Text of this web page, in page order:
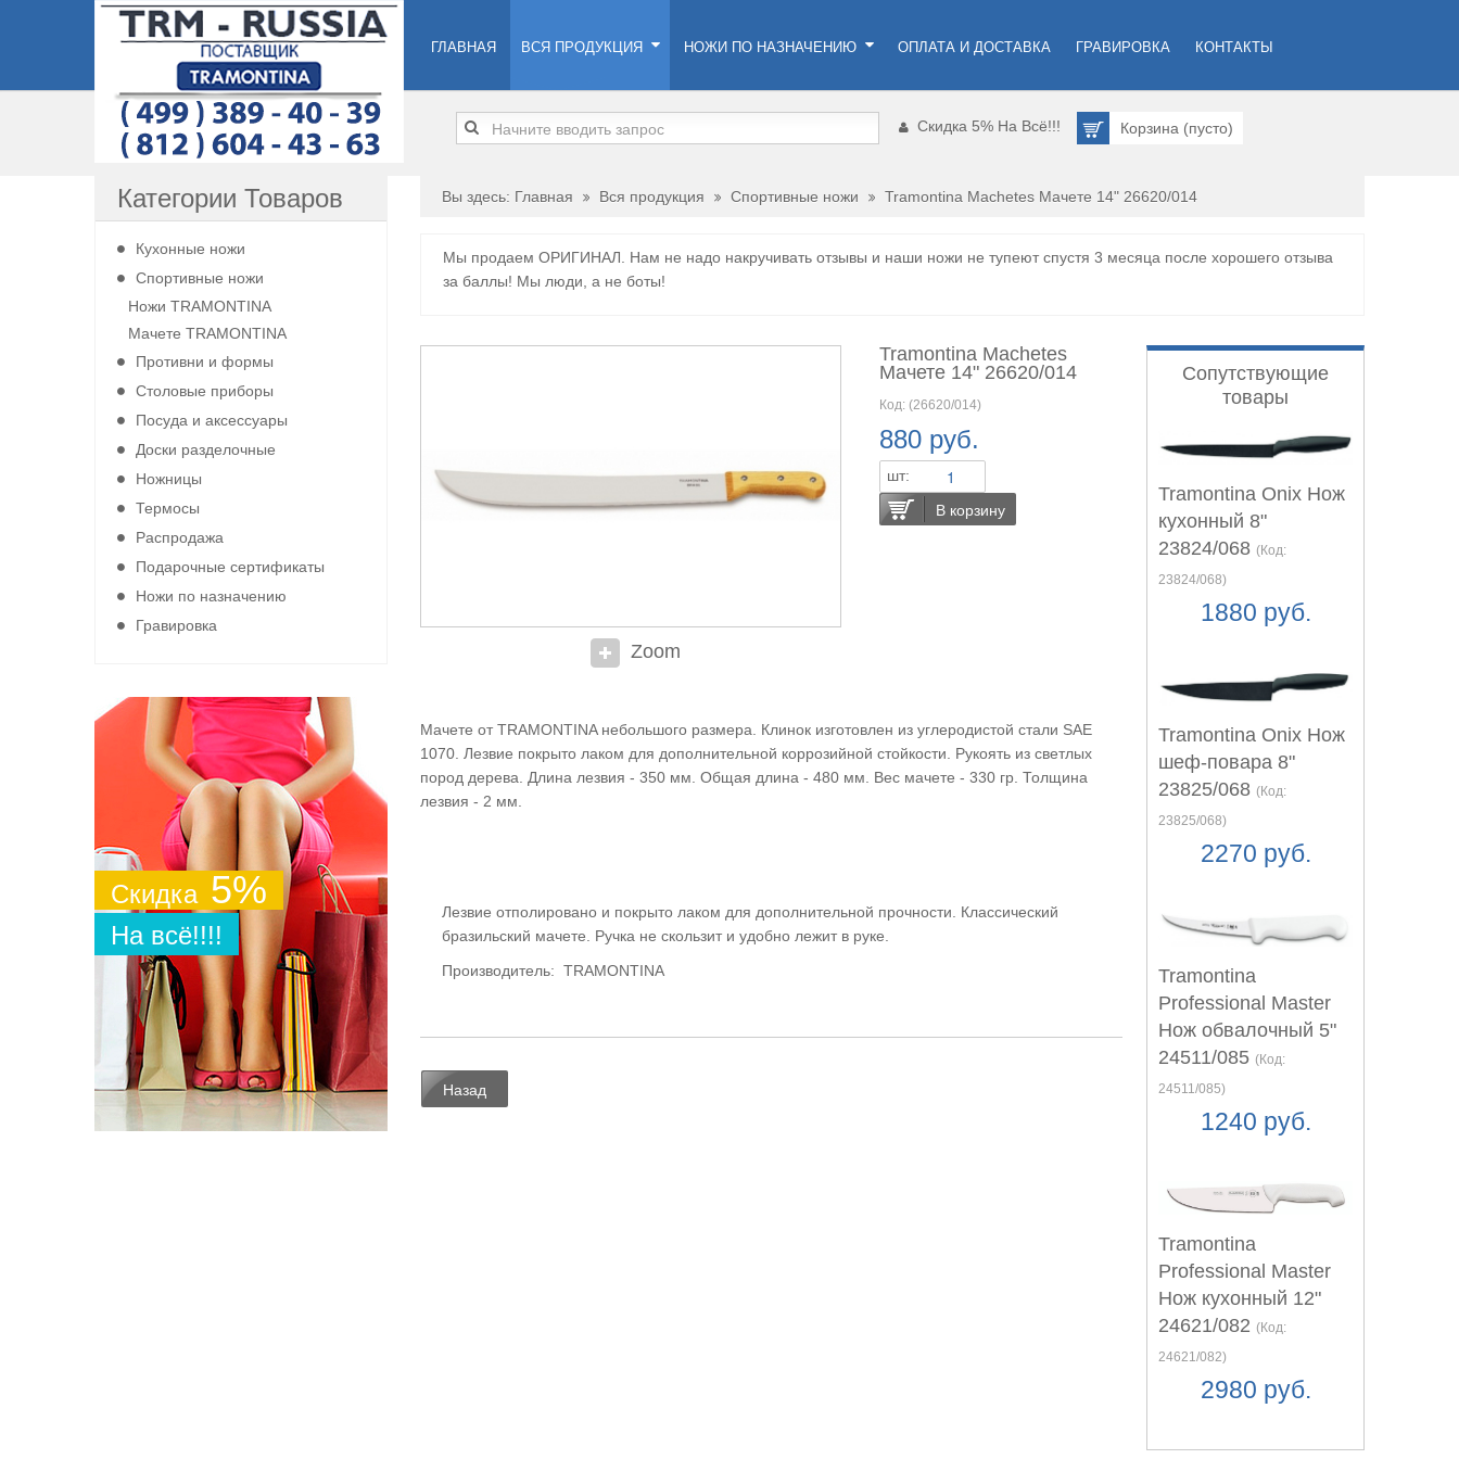
ГЛАВНАЯ ВСЯ ПРОДУКЦИЯ НОЖИ ПО НАЗНАЧЕНИЮ ОПЛАТА И ДОСТАВКА ГРАВИРОВКА КОНТАКТЫ
Корзина (пусто)
Скидка 5% На Всё!!!
Категории Товаров
Кухонные ножи
Спортивные ножи
Ножи TRAMONTINA
Мачете TRAMONTINA
Противни и формы
Столовые приборы
Посуда и аксессуары
Доски разделочные
Ножницы
Термосы
Распродажа
Подарочные сертификаты
Ножи по назначению
Гравировка
Скидка 5%
На всё!!!!
Вы здесь: Главная Вся продукция Спортивные ножи Tramontina Machetes Мачете 14" 26620/014
Мы продаем ОРИГИНАЛ. Нам не надо накручивать отзывы и наши ножи не тупеют спустя 3 месяца после хорошего отзыва
за баллы! Мы люди, а не боты!
Zoom
Tramontina Machetes
Мачете 14" 26620/014
Код: (26620/014)
880 руб.
шт:
В корзину
Мачете от TRAMONTINA небольшого размера. Клинок изготовлен из углеродистой стали SAE
1070. Лезвие покрыто лаком для дополнительной коррозийной стойкости. Рукоять из светлых
пород дерева. Длина лезвия - 350 мм. Общая длина - 480 мм. Вес мачете - 330 гр. Толщина
лезвия - 2 мм.
Лезвие отполировано и покрыто лаком для дополнительной прочности. Классический
бразильский мачете. Ручка не скользит и удобно лежит в руке.
Производитель: TRAMONTINA
Сопутствующие
товары
Tramontina Onix Нож
кухонный 8"
23824/068 (Код:
23824/068)
1880 руб.
Tramontina Onix Нож
шеф-повара 8"
23825/068 (Код:
23825/068)
2270 руб.
Tramontina
Professional Master
Нож обвалочный 5"
24511/085 (Код:
24511/085)
1240 руб.
Tramontina
Professional Master
Нож кухонный 12"
24621/082 (Код:
24621/082)
2980 руб.